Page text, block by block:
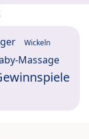
Wickeln
Massage